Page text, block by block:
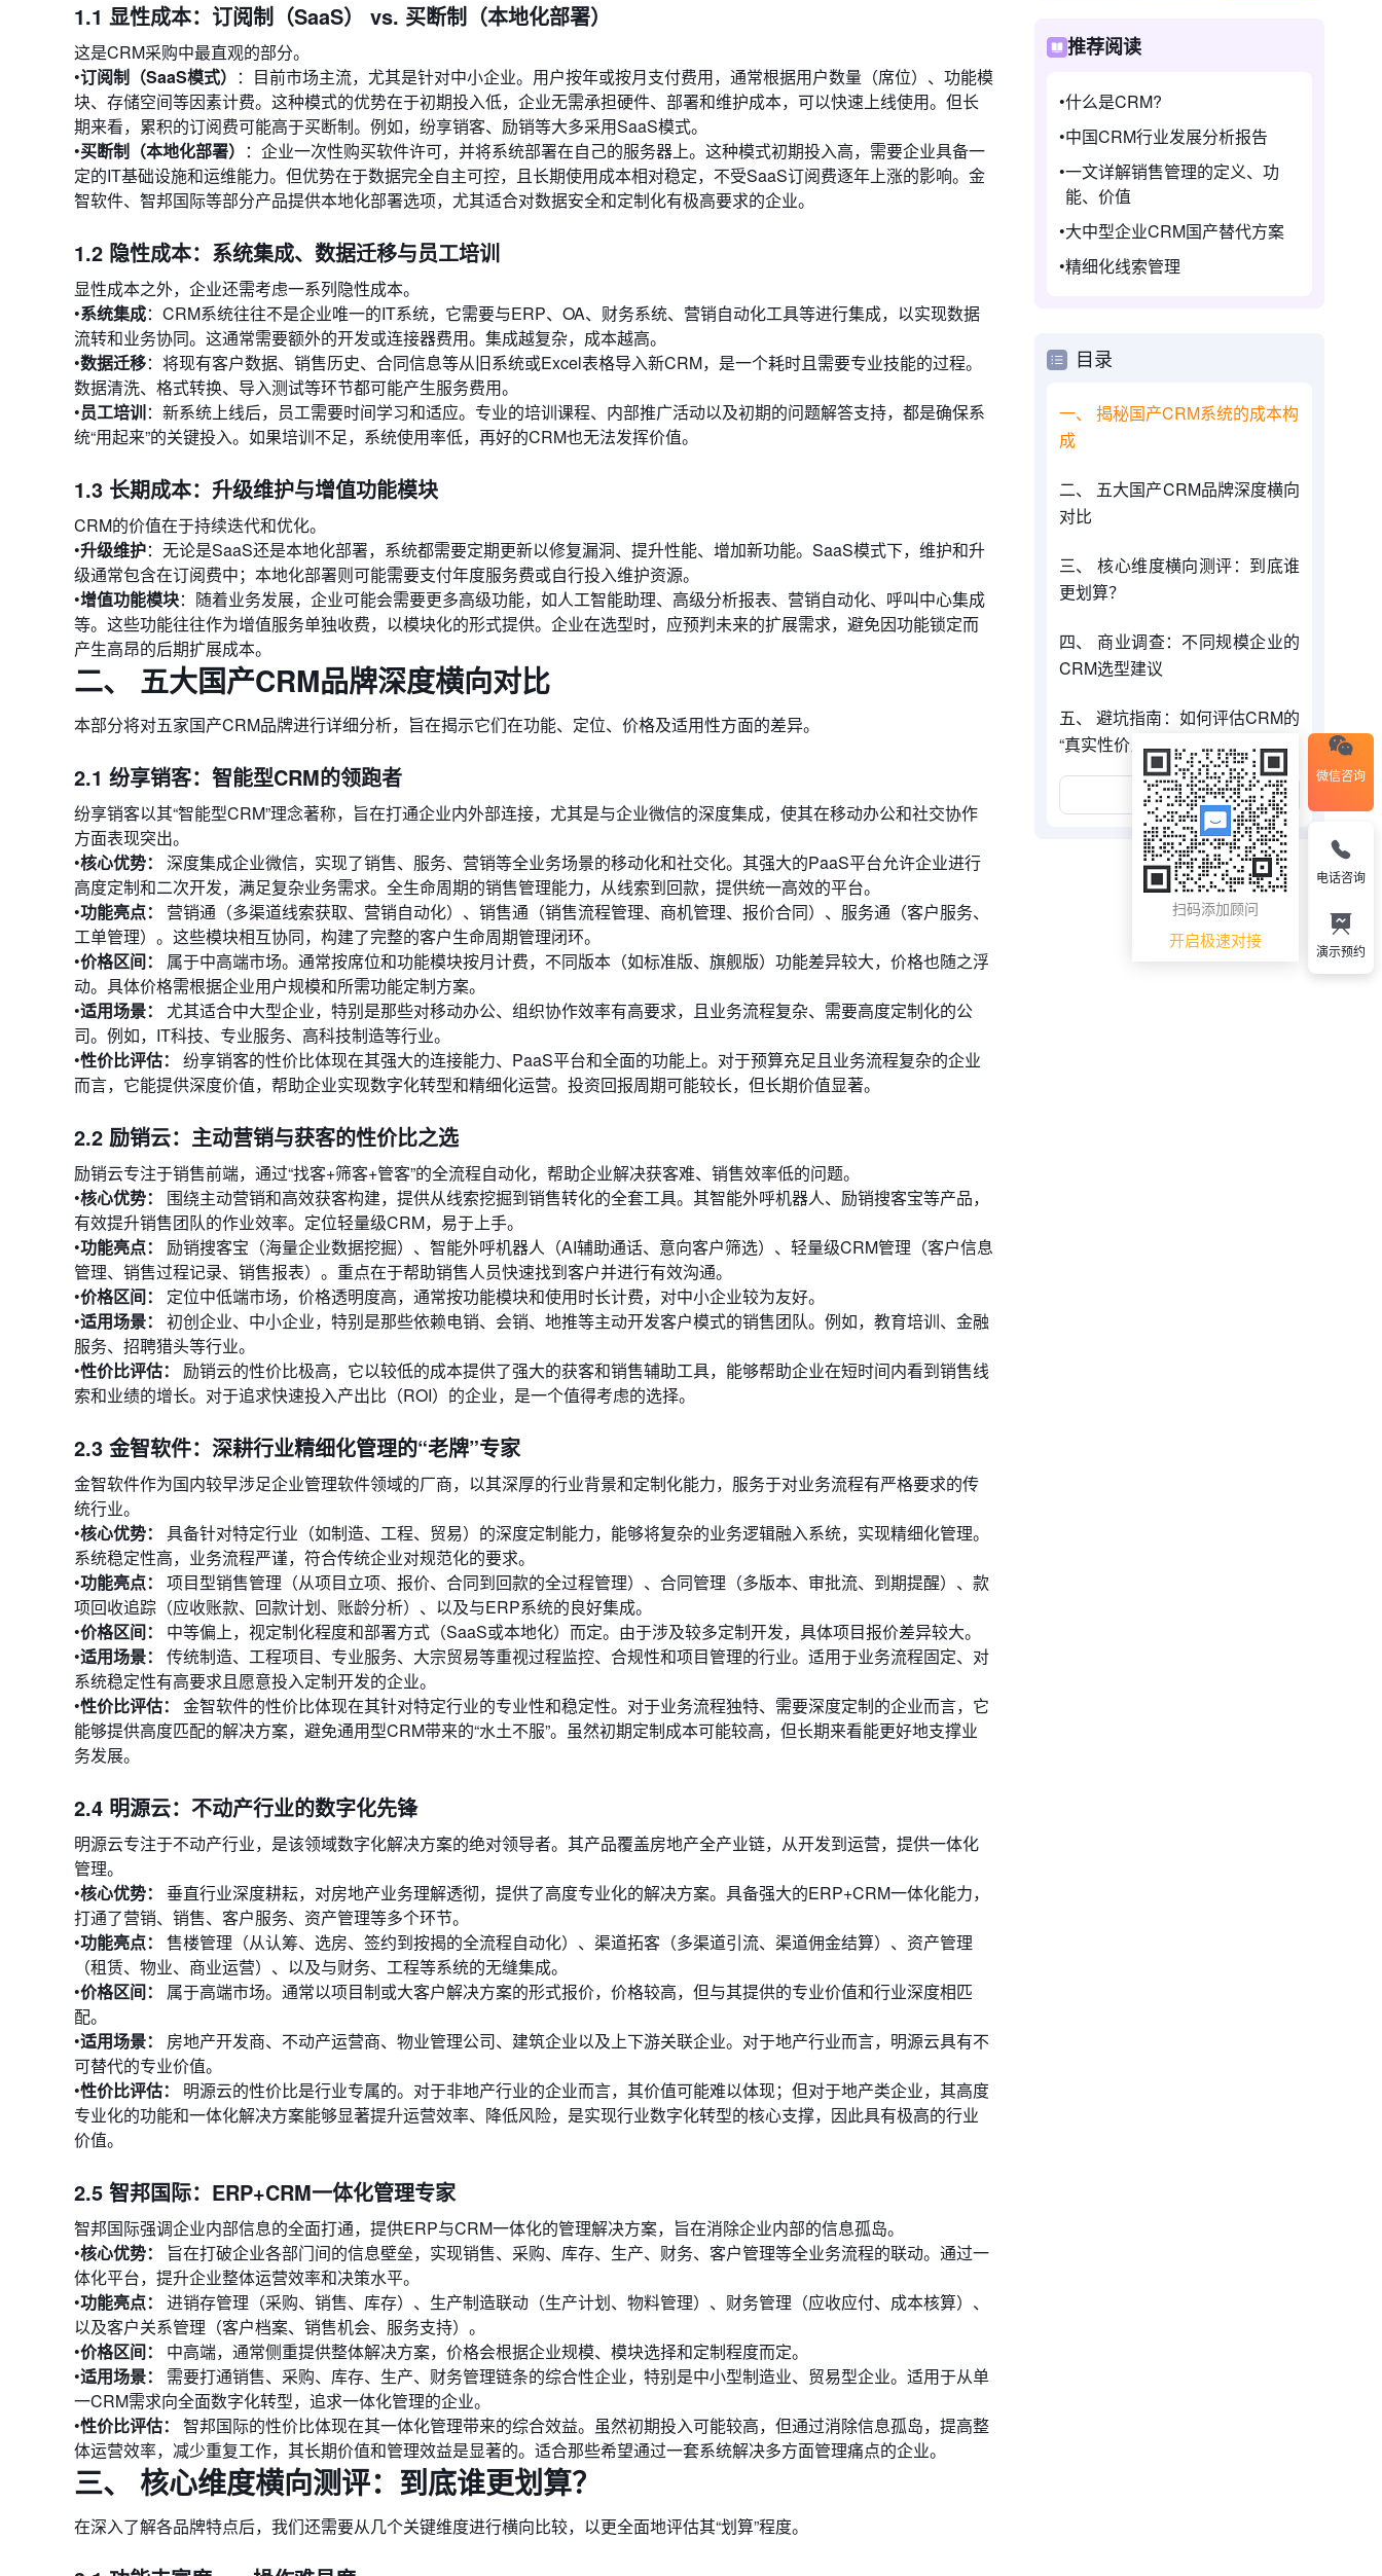
1.1 显性成本：订阅制（SaaS） vs. 买断制（本地化部署）
这是CRM采购中最直观的部分。
•订阅制（SaaS模式） ：目前市场主流，尤其是针对中小企业。用户按年或按月支付费用，通常根据用户数量（席位）、功能模
块、存储空间等因素计费。这种模式的优势在于初期投入低，企业无需承担硬件、部署和维护成本，可以快速上线使用。但长
期来看，累积的订阅费可能高于买断制。例如，纷享销客、励销等大多采用SaaS模式。
•买断制（本地化部署） ：企业一次性购买软件许可，并将系统部署在自己的服务器上。这种模式初期投入高，需要企业具备一
定的IT基础设施和运维能力。但优势在于数据完全自主可控，且长期使用成本相对稳定，不受SaaS订阅费逐年上涨的影响。金
智软件、智邦国际等部分产品提供本地化部署选项，尤其适合对数据安全和定制化有极高要求的企业。
1.2 隐性成本：系统集成、数据迁移与员工培训
显性成本之外，企业还需考虑一系列隐性成本。
•系统集成：CRM系统往往不是企业唯一的IT系统，它需要与ERP、OA、财务系统、营销自动化工具等进行集成，以实现数据
流转和业务协同。这通常需要额外的开发或连接器费用。集成越复杂，成本越高。
•数据迁移：将现有客户数据、销售历史、合同信息等从旧系统或Excel表格导入新CRM，是一个耗时且需要专业技能的过程。
数据清洗、格式转换、导入测试等环节都可能产生服务费用。
•员工培训：新系统上线后，员工需要时间学习和适应。专业的培训课程、内部推广活动以及初期的问题解答支持，都是确保系
统“用起来”的关键投入。如果培训不足，系统使用率低，再好的CRM也无法发挥价值。
1.3 长期成本：升级维护与增值功能模块
CRM的价值在于持续迭代和优化。
•升级维护：无论是SaaS还是本地化部署，系统都需要定期更新以修复漏洞、提升性能、增加新功能。SaaS模式下，维护和升
级通常包含在订阅费中；本地化部署则可能需要支付年度服务费或自行投入维护资源。
•增值功能模块：随着业务发展，企业可能会需要更多高级功能，如人工智能助理、高级分析报表、营销自动化、呼叫中心集成
等。这些功能往往作为增值服务单独收费，以模块化的形式提供。企业在选型时，应预判未来的扩展需求，避免因功能锁定而
产生高昂的后期扩展成本。
二、 五大国产CRM品牌深度横向对比
本部分将对五家国产CRM品牌进行详细分析，旨在揭示它们在功能、定位、价格及适用性方面的差异。
2.1 纷享销客：智能型CRM的领跑者
纷享销客以其“智能型CRM”理念著称，旨在打通企业内外部连接，尤其是与企业微信的深度集成，使其在移动办公和社交协作
方面表现突出。
•核心优势：
深度集成企业微信，实现了销售、服务、营销等全业务场景的移动化和社交化。其强大的PaaS平台允许企业进行
高度定制和二次开发，满足复杂业务需求。全生命周期的销售管理能力，从线索到回款，提供统一高效的平台。
•功能亮点：
营销通（多渠道线索获取、营销自动化）、销售通（销售流程管理、商机管理、报价合同）、服务通（客户服务、
工单管理）。这些模块相互协同，构建了完整的客户生命周期管理闭环。
•价格区间：
属于中高端市场。通常按席位和功能模块按月计费，不同版本（如标准版、旗舰版）功能差异较大，价格也随之浮
动。具体价格需根据企业用户规模和所需功能定制方案。
•适用场景：
尤其适合中大型企业，特别是那些对移动办公、组织协作效率有高要求，且业务流程复杂、需要高度定制化的公
司。例如，IT科技、专业服务、高科技制造等行业。
•性价比评估：
纷享销客的性价比体现在其强大的连接能力、PaaS平台和全面的功能上。对于预算充足且业务流程复杂的企业
而言，它能提供深度价值，帮助企业实现数字化转型和精细化运营。投资回报周期可能较长，但长期价值显著。
2.2 励销云：主动营销与获客的性价比之选
励销云专注于销售前端，通过“找客+筛客+管客”的全流程自动化，帮助企业解决获客难、销售效率低的问题。
•核心优势：
围绕主动营销和高效获客构建，提供从线索挖掘到销售转化的全套工具。其智能外呼机器人、励销搜客宝等产品，
有效提升销售团队的作业效率。定位轻量级CRM，易于上手。
•功能亮点：
励销搜客宝（海量企业数据挖掘）、智能外呼机器人（AI辅助通话、意向客户筛选）、轻量级CRM管理（客户信息
管理、销售过程记录、销售报表）。重点在于帮助销售人员快速找到客户并进行有效沟通。
•价格区间：
定位中低端市场，价格透明度高，通常按功能模块和使用时长计费，对中小企业较为友好。
•适用场景：
初创企业、中小企业，特别是那些依赖电销、会销、地推等主动开发客户模式的销售团队。例如，教育培训、金融
服务、招聘猎头等行业。
•性价比评估：
励销云的性价比极高，它以较低的成本提供了强大的获客和销售辅助工具，能够帮助企业在短时间内看到销售线
索和业绩的增长。对于追求快速投入产出比（ROI）的企业，是一个值得考虑的选择。
2.3 金智软件：深耕行业精细化管理的“老牌”专家
金智软件作为国内较早涉足企业管理软件领域的厂商，以其深厚的行业背景和定制化能力，服务于对业务流程有严格要求的传
统行业。
•核心优势：
具备针对特定行业（如制造、工程、贸易）的深度定制能力，能够将复杂的业务逻辑融入系统，实现精细化管理。
系统稳定性高，业务流程严谨，符合传统企业对规范化的要求。
•功能亮点：
项目型销售管理（从项目立项、报价、合同到回款的全过程管理）、合同管理（多版本、审批流、到期提醒）、款
项回收追踪（应收账款、回款计划、账龄分析）、以及与ERP系统的良好集成。
•价格区间：
中等偏上，视定制化程度和部署方式（SaaS或本地化）而定。由于涉及较多定制开发，具体项目报价差异较大。
•适用场景：
传统制造、工程项目、专业服务、大宗贸易等重视过程监控、合规性和项目管理的行业。适用于业务流程固定、对
系统稳定性有高要求且愿意投入定制开发的企业。
•性价比评估：
金智软件的性价比体现在其针对特定行业的专业性和稳定性。对于业务流程独特、需要深度定制的企业而言，它
能够提供高度匹配的解决方案，避免通用型CRM带来的“水土不服”。虽然初期定制成本可能较高，但长期来看能更好地支撑业
务发展。
2.4 明源云：不动产行业的数字化先锋
明源云专注于不动产行业，是该领域数字化解决方案的绝对领导者。其产品覆盖房地产全产业链，从开发到运营，提供一体化
管理。
•核心优势：
垂直行业深度耕耘，对房地产业务理解透彻，提供了高度专业化的解决方案。具备强大的ERP+CRM一体化能力，
打通了营销、销售、客户服务、资产管理等多个环节。
•功能亮点：
售楼管理（从认筹、选房、签约到按揭的全流程自动化）、渠道拓客（多渠道引流、渠道佣金结算）、资产管理
（租赁、物业、商业运营）、以及与财务、工程等系统的无缝集成。
•价格区间：
属于高端市场。通常以项目制或大客户解决方案的形式报价，价格较高，但与其提供的专业价值和行业深度相匹
配。
•适用场景：
房地产开发商、不动产运营商、物业管理公司、建筑企业以及上下游关联企业。对于地产行业而言，明源云具有不
可替代的专业价值。
•性价比评估：
明源云的性价比是行业专属的。对于非地产行业的企业而言，其价值可能难以体现；但对于地产类企业，其高度
专业化的功能和一体化解决方案能够显著提升运营效率、降低风险，是实现行业数字化转型的核心支撑，因此具有极高的行业
价值。
2.5 智邦国际：ERP+CRM一体化管理专家
智邦国际强调企业内部信息的全面打通，提供ERP与CRM一体化的管理解决方案，旨在消除企业内部的信息孤岛。
•核心优势：
旨在打破企业各部门间的信息壁垒，实现销售、采购、库存、生产、财务、客户管理等全业务流程的联动。通过一
体化平台，提升企业整体运营效率和决策水平。
•功能亮点：
进销存管理（采购、销售、库存）、生产制造联动（生产计划、物料管理）、财务管理（应收应付、成本核算）、
以及客户关系管理（客户档案、销售机会、服务支持）。
•价格区间：
中高端，通常侧重提供整体解决方案，价格会根据企业规模、模块选择和定制程度而定。
•适用场景：
需要打通销售、采购、库存、生产、财务管理链条的综合性企业，特别是中小型制造业、贸易型企业。适用于从单
一CRM需求向全面数字化转型，追求一体化管理的企业。
•性价比评估：
智邦国际的性价比体现在其一体化管理带来的综合效益。虽然初期投入可能较高，但通过消除信息孤岛，提高整
体运营效率，减少重复工作，其长期价值和管理效益是显著的。适合那些希望通过一套系统解决多方面管理痛点的企业。
三、 核心维度横向测评：到底谁更划算？
在深入了解各品牌特点后，我们还需要从几个关键维度进行横向比较，以更全面地评估其“划算”程度。
推荐阅读
什么是CRM?
中国CRM行业发展分析报告
一文详解销售管理的定义、功
能、价值
大中型企业CRM国产替代方案
精细化线索管理
目录
一、 揭秘国产CRM系统的成本构
成
二、 五大国产CRM品牌深度横向
对比
三、 核心维度横向测评：到底谁
更划算？
四、 商业调查：不同规模企业的
CRM选型建议
五、 避坑指南：如何评估CRM的
“真实性价比”？
展开更多
微信咨询
扫码添加顾问
开启极速对接
电话咨询
演示预约